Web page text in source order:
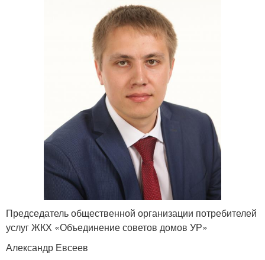
Председатель общественной организации потребителей
услуг ЖКХ «Объединение советов домов УР»
Александр Евсеев